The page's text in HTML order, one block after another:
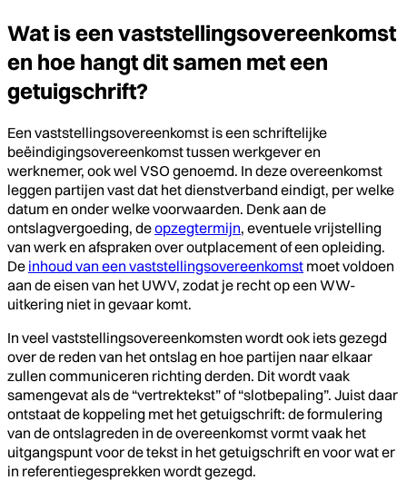
Wat is een vaststellingsovereenkomst
en hoe hangt dit samen met een
getuigschrift?
Een vaststellingsovereenkomst is een schriftelijke
beëindigingsovereenkomst tussen werkgever en
werknemer, ook wel VSO genoemd. In deze overeenkomst
leggen partijen vast dat het dienstverband eindigt, per welke
datum en onder welke voorwaarden. Denk aan de
ontslagvergoeding, deopzegtermijn, eventuele vrijstelling
van werk en afspraken over outplacement of een opleiding.
De inhoud van een vaststellingsovereenkomst moet voldoen
aan de eisen van het UWV, zodat je recht op een WW-
uitkering niet in gevaar komt.
In veel vaststellingsovereenkomsten wordt ook iets gezegd
over de reden van het ontslag en hoe partijen naar elkaar
zullen communiceren richting derden. Dit wordt vaak
samengevat als de “vertrektekst” of “slotbepaling”. Juist daar
ontstaat de koppeling met het getuigschrift: de formulering
van de ontslagreden in de overeenkomst vormt vaak het
uitgangspunt voor de tekst in het getuigschrift en voor wat er
in referentiegesprekken wordt gezegd.